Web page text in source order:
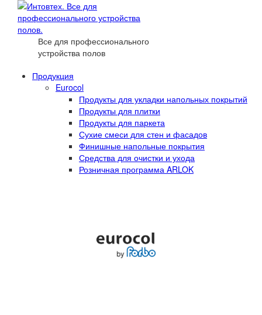
Все для профессионального
устройства полов
Продукция
Eurocol
Продукты для укладки напольных покрытий
Продукты для плитки
Продукты для паркета
Сухие смеси для стен и фасадов
Финишные напольные покрытия
Средства для очистки и ухода
Розничная программа ARLOK